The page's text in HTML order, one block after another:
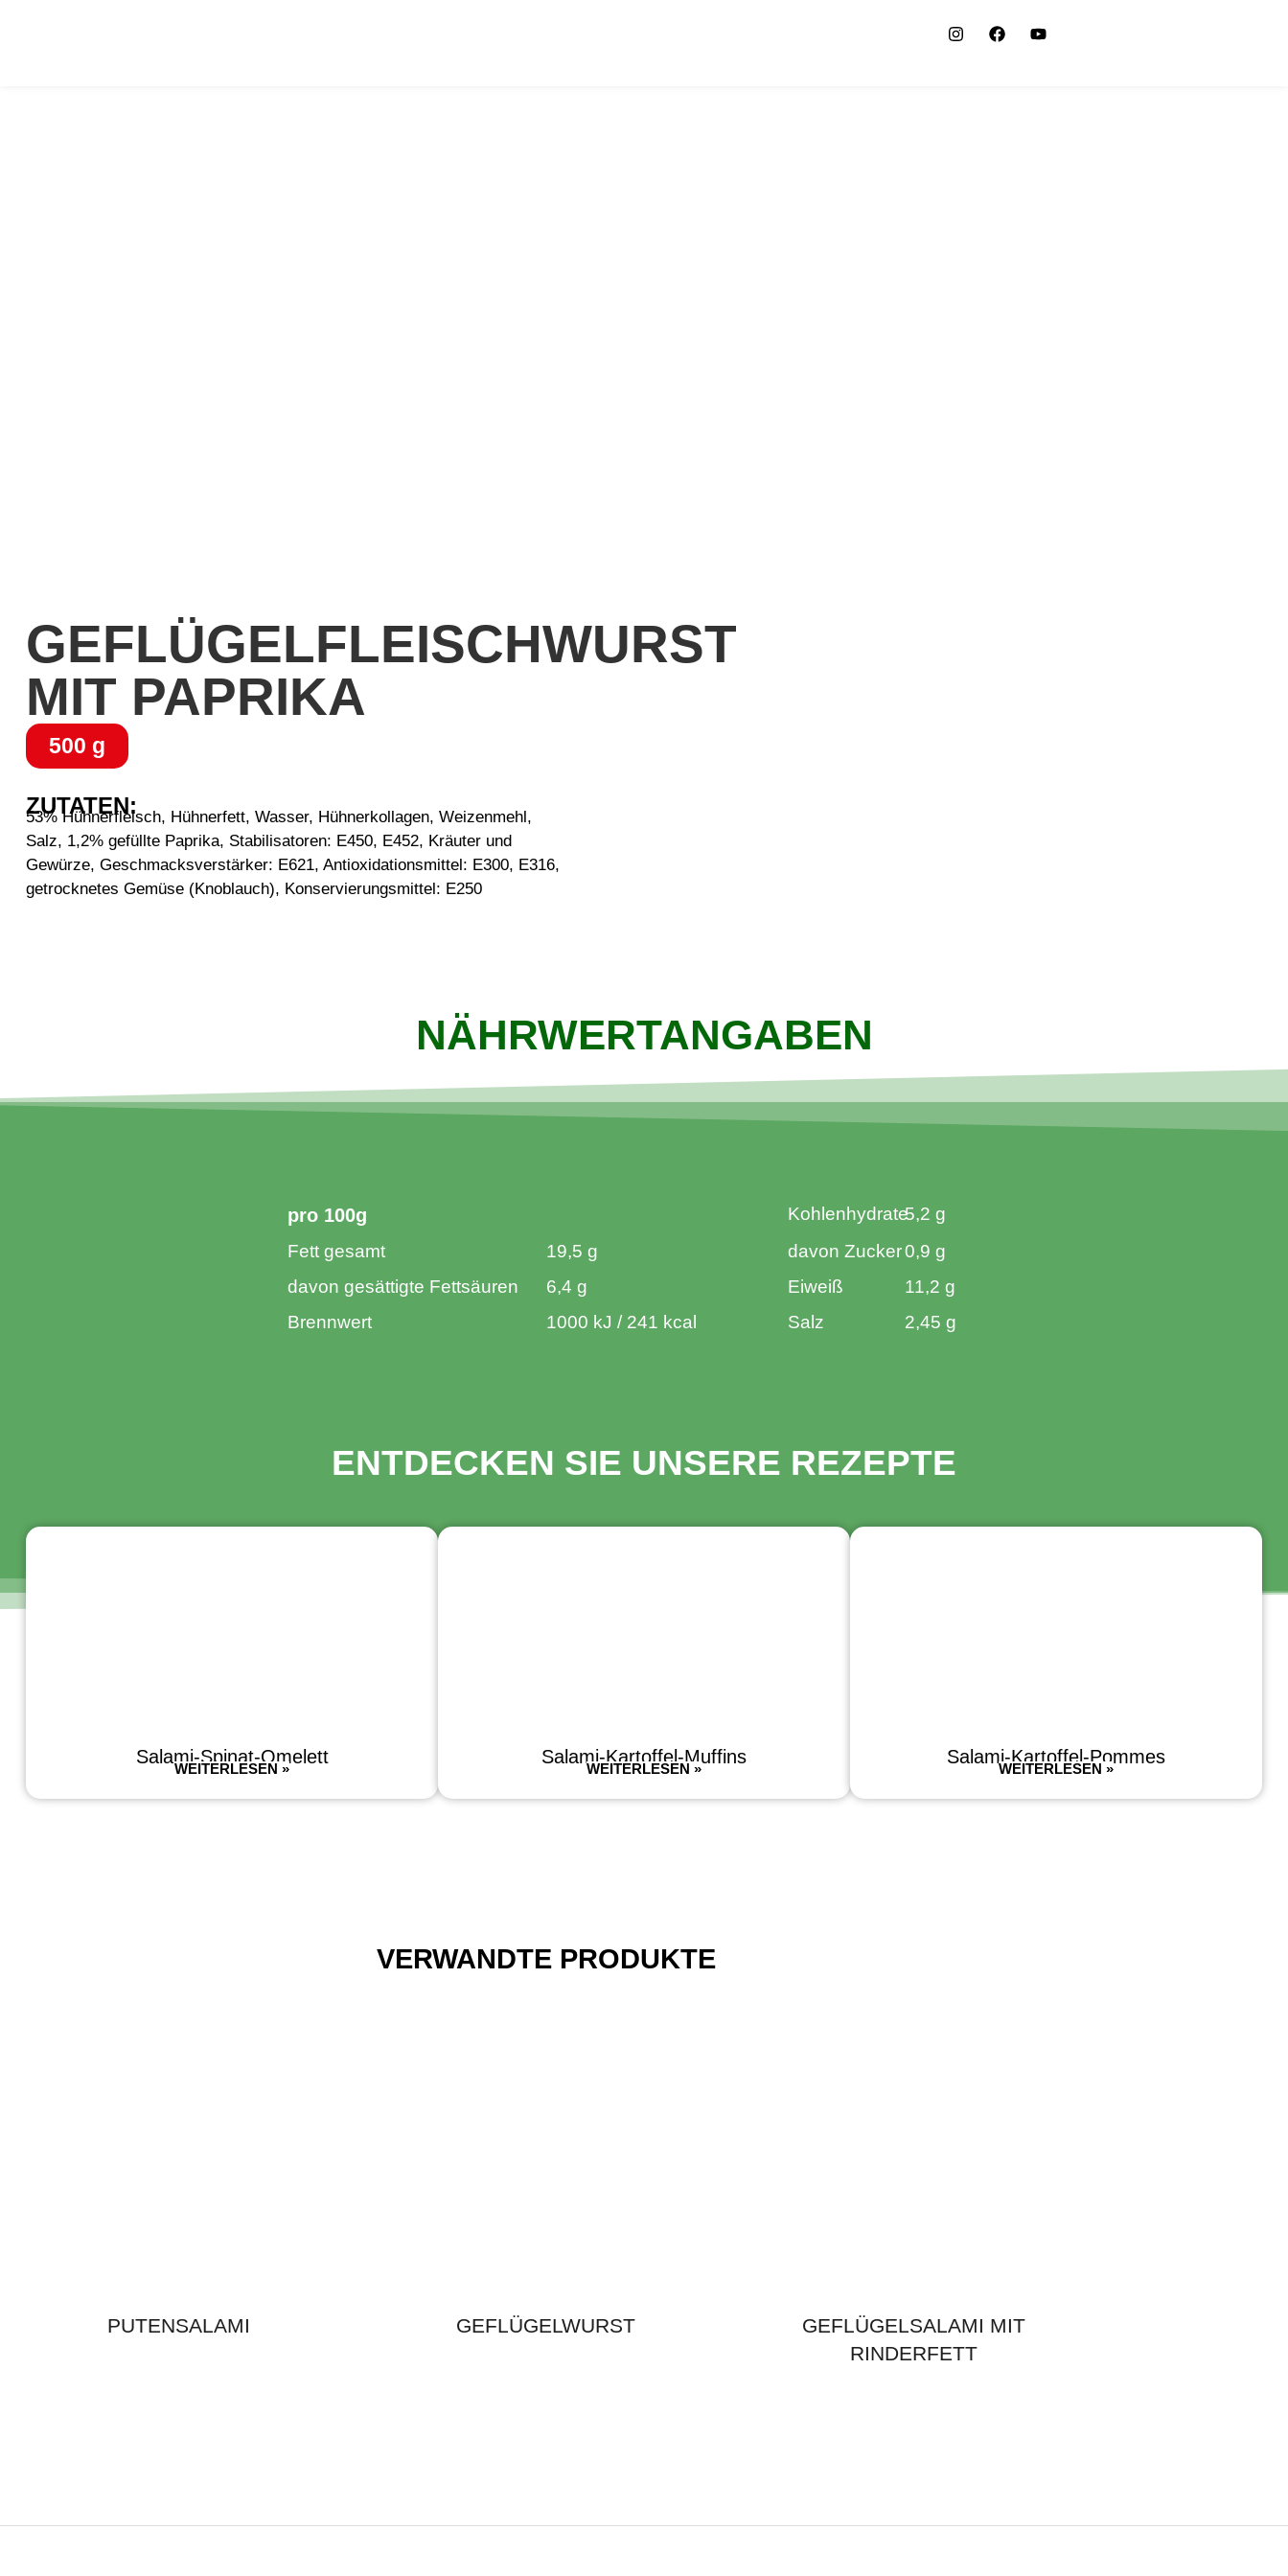
GEFLÜGELFLEISCHWURST
MIT PAPRIKA
500 g
ZUTATEN:
53% Hühnerfleisch, Hühnerfett, Wasser, Hühnerkollagen, Weizenmehl,
Salz, 1,2% gefüllte Paprika, Stabilisatoren: E450, E452, Kräuter und
Gewürze, Geschmacksverstärker: E621, Antioxidationsmittel: E300, E316,
getrocknetes Gemüse (Knoblauch), Konservierungsmittel: E250
NÄHRWERTANGABEN
pro 100g​ Kohlenhydrate5,2 g
Fett gesamt
19,5 g davon Zucker0,9 g
davon gesättigte Fettsäuren
6,4 g Eiweiß
11,2 g
Brennwert​
1000 kJ / 241 kcal Salz 2,45 g
ENTDECKEN SIE UNSERE REZEPTE
Salami-Spinat-Omelett
WEITERLESEN »
Salami-Kartoffel-Muffins
WEITERLESEN »
Salami-Kartoffel-Pommes
WEITERLESEN »
VERWANDTE PRODUKTE
PUTENSALAMI GEFLÜGELWURST
GEFLÜGELSALAMI MIT
RINDERFETT